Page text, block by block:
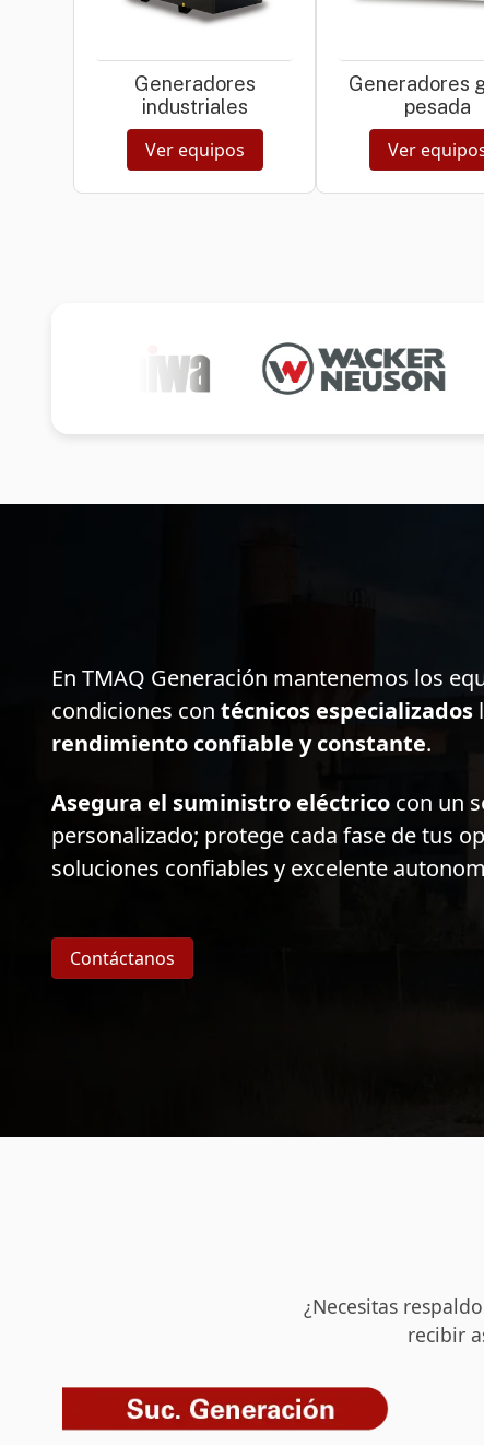
Generadores
industriales
Ver equipos
Generadores
pesada
Ver
En TMAQ Generación mantenemos los
condiciones con técnicos especializados
rendimiento confiable y constante.
Asegura el suministro eléctrico con un
personalizado; protege cada fase de tus
soluciones confiables y excelente
Contáctanos
¿Necesitas
recibir